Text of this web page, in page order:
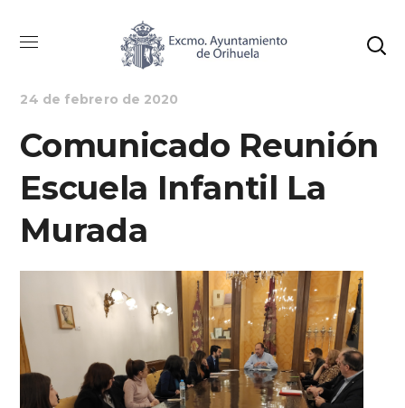
ALCALDÍA AYUNTAMIENTO NOTICIAS
24 de febrero de 2020
Comunicado Reunión
Escuela Infantil La
Murada